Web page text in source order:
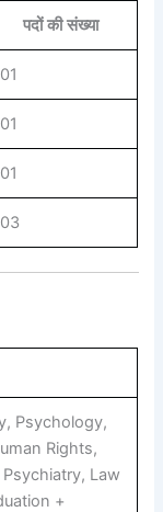
पदों की संख्या
01
01
01
03
Psychology,
Rights,
Law
+